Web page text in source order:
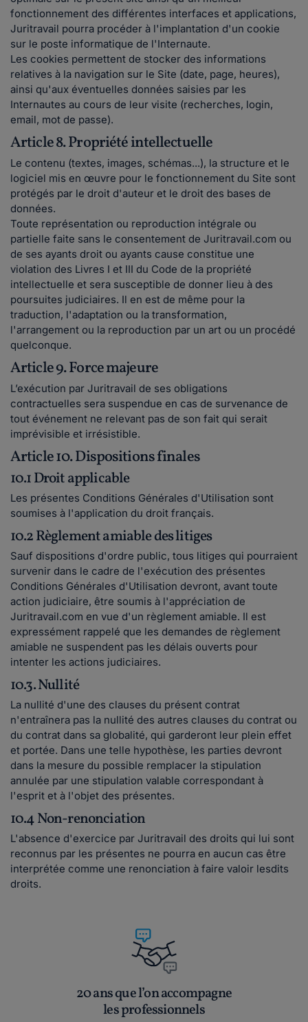
fonctionnement des différentes interfaces et applications,
Juritravail pourra procéder à l'implantation d'un cookie
sur le poste informatique de l'Internaute.
Les cookies permettent de stocker des informations
relatives à la navigation sur le Site (date, page, heures),
ainsi qu'aux éventuelles données saisies par les
Internautes au cours de leur visite (recherches, login,
email, mot de passe).
Article 8. Propriété intellectuelle
Le contenu (textes, images, schémas...), la structure et le
logiciel mis en œuvre pour le fonctionnement du Site sont
protégés par le droit d'auteur et le droit des bases de
données.
Toute représentation ou reproduction intégrale ou
partielle faite sans le consentement de Juritravail.com ou
de ses ayants droit ou ayants cause constitue une
violation des Livres I et III du Code de la propriété
intellectuelle et sera susceptible de donner lieu à des
poursuites judiciaires. Il en est de même pour la
traduction, l'adaptation ou la transformation,
l'arrangement ou la reproduction par un art ou un procédé
quelconque.
Article 9. Force majeure
L’exécution par Juritravail de ses obligations
contractuelles sera suspendue en cas de survenance de
tout événement ne relevant pas de son fait qui serait
imprévisible et irrésistible.
Article 10. Dispositions finales
10.1 Droit applicable
Les présentes Conditions Générales d'Utilisation sont
soumises à l'application du droit français.
10.2 Règlement amiable des litiges
Sauf dispositions d'ordre public, tous litiges qui pourraient
survenir dans le cadre de l'exécution des présentes
Conditions Générales d'Utilisation devront, avant toute
action judiciaire, être soumis à l'appréciation de
Juritravail.com en vue d'un règlement amiable. Il est
expressément rappelé que les demandes de règlement
amiable ne suspendent pas les délais ouverts pour
intenter les actions judiciaires.
10.3. Nullité
La nullité d'une des clauses du présent contrat
n'entraînera pas la nullité des autres clauses du contrat ou
du contrat dans sa globalité, qui garderont leur plein effet
et portée. Dans une telle hypothèse, les parties devront
dans la mesure du possible remplacer la stipulation
annulée par une stipulation valable correspondant à
l'esprit et à l'objet des présentes.
10.4 Non-renonciation
L'absence d'exercice par Juritravail des droits qui lui sont
reconnus par les présentes ne pourra en aucun cas être
interprétée comme une renonciation à faire valoir lesdits
droits.
20 ans que l’on accompagne
les professionnels